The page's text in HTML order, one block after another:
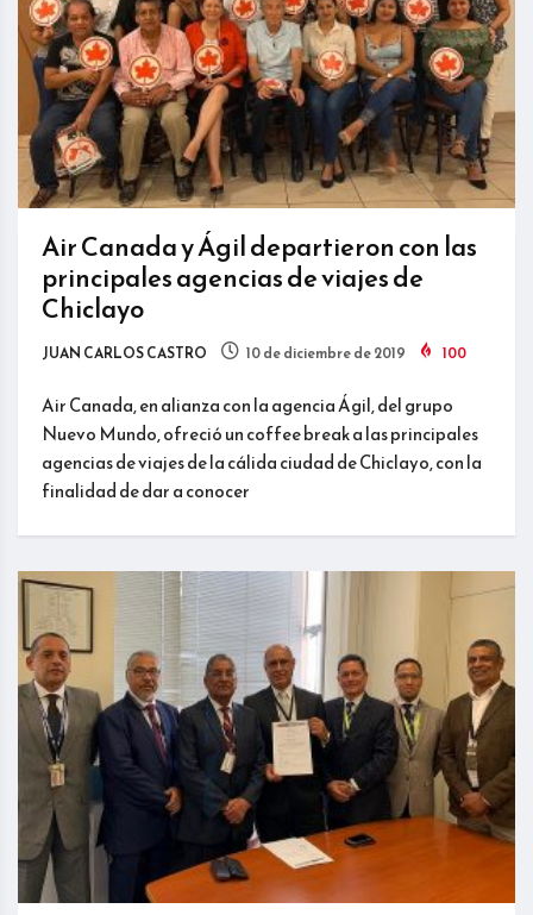
Air Canada y Ágil departieron con las
principales agencias de viajes de
Chiclayo
JUAN CARLOS CASTRO 10 de diciembre de 2019 100
Air Canada, en alianza con la agencia Ágil, del grupo
Nuevo Mundo, ofreció un coffee break a las principales
agencias de viajes de la cálida ciudad de Chiclayo, con la
finalidad de dar a conocer